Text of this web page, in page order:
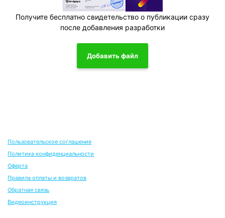
Получите бесплатно свидетельство о публикации сразу
после добавления разработки
Добавить файл
Пользовательское соглашение
Политика конфиденциальности
Оферта
Правила оплаты и возвратов
Обратная связь
Видеоинструкция